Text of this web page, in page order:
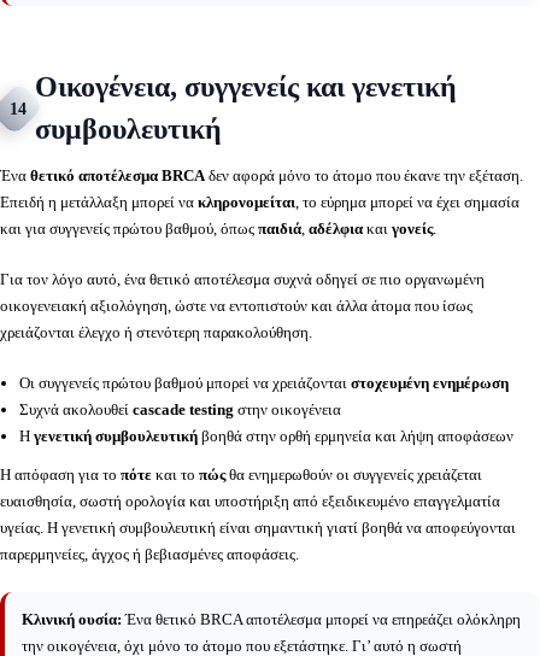
14
Οικογένεια, συγγενείς και γενετική
συμβουλευτική
Ένα θετικό αποτέλεσμα BRCAδεν αφορά μόνο το άτομο που έκανε την εξέταση.
Επειδή η μετάλλαξη μπορεί να κληρονομείται, το εύρημα μπορεί να έχει σημασία
και για συγγενείς πρώτου βαθμού, όπως παιδιά, αδέλφια και γονείς.
Για τον λόγο αυτό, ένα θετικό αποτέλεσμα συχνά οδηγεί σε πιο οργανωμένη
οικογενειακή αξιολόγηση, ώστε να εντοπιστούν και άλλα άτομα που ίσως
χρειάζονται έλεγχο ή στενότερη παρακολούθηση.
Οι συγγενείς πρώτου βαθμού μπορεί να χρειάζονται στοχευμένη ενημέρωση
Συχνά ακολουθεί cascade testing στην οικογένεια
Η γενετική συμβουλευτικήβοηθά στην ορθή ερμηνεία και λήψη αποφάσεων
Η απόφαση για το πότε και το πώςθα ενημερωθούν οι συγγενείς χρειάζεται
ευαισθησία, σωστή ορολογία και υποστήριξη από εξειδικευμένο επαγγελματία
υγείας. Η γενετική συμβουλευτική είναι σημαντική γιατί βοηθά να αποφεύγονται
παρερμηνείες, άγχος ή βεβιασμένες αποφάσεις.
Κλινική ουσία: Ένα θετικό BRCA αποτέλεσμα μπορεί να επηρεάζει ολόκληρη
την οικογένεια, όχι μόνο το άτομο που εξετάστηκε. Γι’ αυτό η σωστή